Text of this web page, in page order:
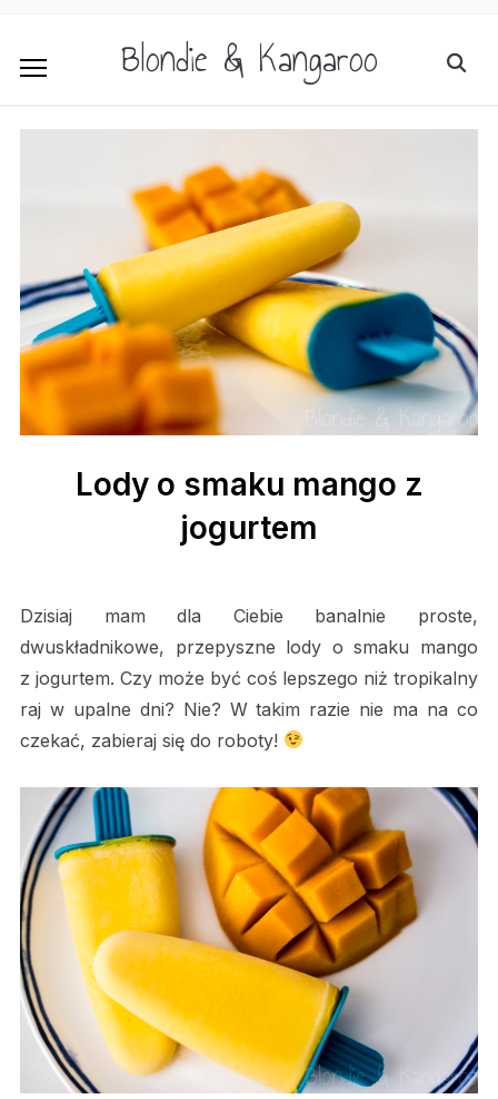
Blondie & Kangaroo
Lody o smaku mango z
jogurtem
Dzisiaj mam dla Ciebie banalnie proste,
dwuskładnikowe, przepyszne lody o smaku mango
z jogurtem. Czy może być coś lepszego niż tropikalny
raj w upalne dni? Nie? W takim razie nie ma na co
czekać, zabieraj się do roboty!